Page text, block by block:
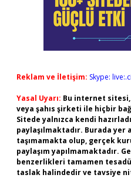
Reklam ve İletişim: Skype:
Yasal Uyarı: Bu internet
veya şahıs şirketi ile hiçbir
Sitede yalnızca kendi
paylaşılmaktadır. Burada
taşımamakta olup, gerçek
paylaşım yapılmamaktadır.
benzerlikleri tamamen
taslak halindedir ve tavsiye